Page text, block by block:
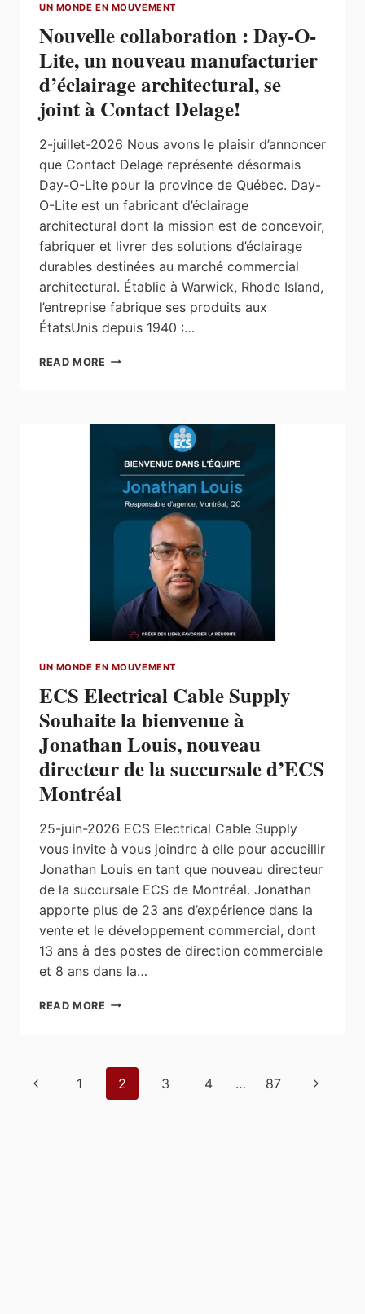
UN MONDE EN MOUVEMENT
Nouvelle collaboration : Day-O-
Lite, un nouveau manufacturier
d’éclairage architectural, se
joint à Contact Delage!
2-juillet-2026 Nous avons le plaisir d’annoncer
que Contact Delage représente désormais
Day-O-Lite pour la province de Québec. Day-
O-Lite est un fabricant d’éclairage
architectural dont la mission est de concevoir,
fabriquer et livrer des solutions d’éclairage
durables destinées au marché commercial
architectural. Établie à Warwick, Rhode Island,
l’entreprise fabrique ses produits aux
ÉtatsUnis depuis 1940 :…
READ MORE NOUVELLE
O-
NOUVEAU
MANUFACTURIER
D’ÉCLAIRAGE
ARCHITECTURAL,
CONTACT
DELAGE!
UN MONDE EN MOUVEMENT
ECS Electrical Cable Supply
Souhaite la bienvenue à
Jonathan Louis, nouveau
directeur de la succursale d’ECS
Montréal
25-juin-2026 ECS Electrical Cable Supply
vous invite à vous joindre à elle pour accueillir
Jonathan Louis en tant que nouveau directeur
de la succursale ECS de Montréal. Jonathan
apporte plus de 23 ans d’expérience dans la
vente et le développement commercial, dont
13 ans à des postes de direction commerciale
et 8 ans dans la…
READ MORE ECS
SOUHAITE
LA
BIENVENUE
Page
navigation
Previous
1 2 3 4 … 87
Next